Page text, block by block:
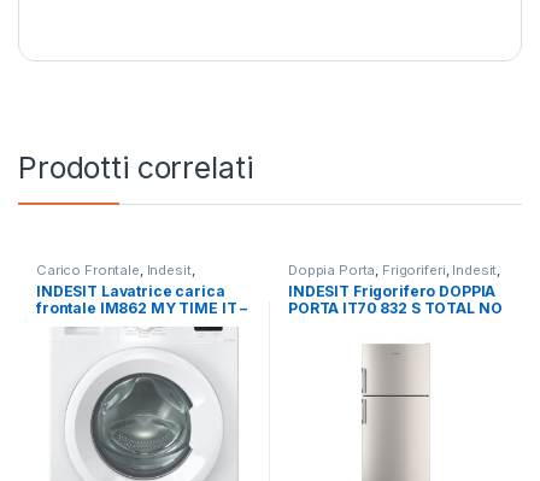
Prodotti correlati
Carico Frontale Indesit,
Lavatrici, Libera Installazione
INDESIT Lavatrice carica
frontale IM862 MY TIME IT –
LAVATRICE 8KG 1200 GIRI
Doppia Porta Frigoriferi Indesit
Libera Installazione
INDESIT Frigorifero DOPPIA
PORTA IT70 832 S TOTAL NO